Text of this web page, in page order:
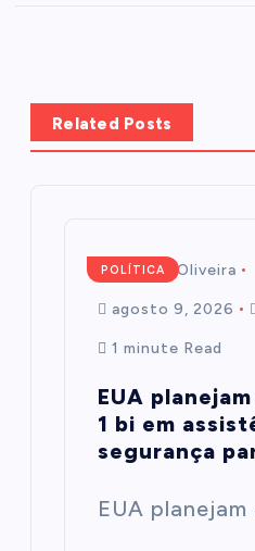
Related Posts
POLÍTICA
Mairim de Oliveira
agosto 9, 2026
1 minute Read
EUA
1 bi em
segurança
EUA planejam